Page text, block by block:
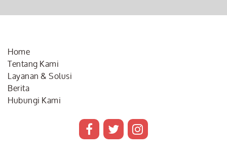
Home
Tentang Kami
Layanan & Solusi
Berita
Hubungi Kami